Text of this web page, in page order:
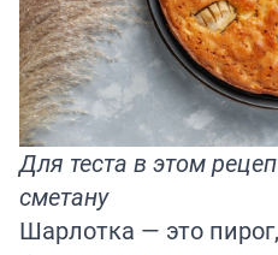
Для теста в этом
сметану
Шарлотка — это